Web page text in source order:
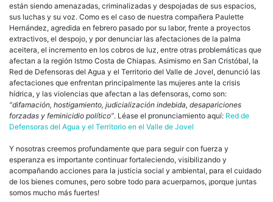
están siendo amenazadas, criminalizadas y despojadas de sus espacios,
sus luchas y su voz. Como es el caso de nuestra compañera Paulette
Hernández, agredida en febrero pasado por su labor, frente a proyectos
extractivos, el despojo, y por denunciar las afectaciones de la palma
aceitera, el incremento en los cobros de luz, entre otras problemáticas que
afectan a la región Istmo Costa de Chiapas. Asimismo en San Cristóbal, la
Red de Defensoras del Agua y el Territorio del Valle de Jovel, denunció las
afectaciones que enfrentan principalmente las mujeres ante la crisis
hídrica, y las violencias que afectan a las defensoras, como son:
“difamación, hostigamiento, judicialización indebida, desapariciones
forzadas y feminicidio político”. Léase el pronunciamiento aquí: Red de
Defensoras del Agua y el Territorio en el Valle de Jovel
Y nosotras creemos profundamente que para seguir con fuerza y
esperanza es importante continuar fortaleciendo, visibilizando y
acompañando acciones para la justicia social y ambiental, para el cuidado
de los bienes comunes, pero sobre todo para acuerparnos, ¡porque juntas
somos mucho más fuertes!